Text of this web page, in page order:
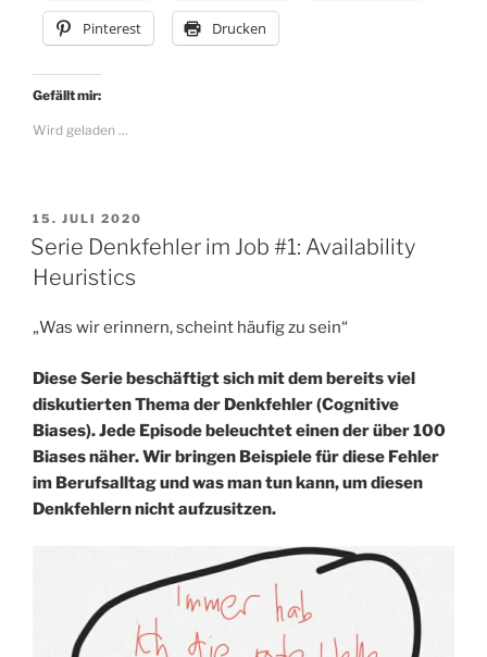
#2:
Attentional
Pinterest Drucken
Gefällt mir:
Wird geladen …
VERÖFFENTLICHT
AM
15. JULI 2020
Serie Denkfehler im Job #1: Availability
Heuristics
„Was wir erinnern, scheint häufig zu sein“
Diese Serie beschäftigt sich mit dem bereits viel
diskutierten Thema der Denkfehler (Cognitive
Biases). Jede Episode beleuchtet einen der über 100
Biases näher. Wir bringen Beispiele für diese Fehler
im Berufsalltag und was man tun kann, um diesen
Denkfehlern nicht aufzusitzen.